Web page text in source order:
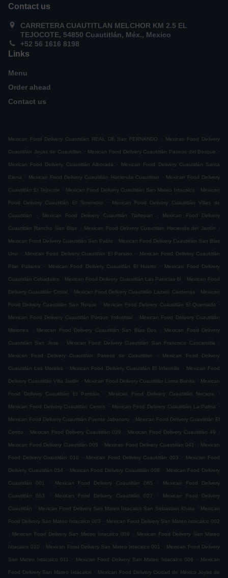
Contact us
CARRETERA CUAUTITLAN MELCHOR KM 2.5 EL
TEJOCOTE, 54850 Cuautitlán, Méx., Mexico
+52 56 1616 8198
Links
Menu
Order ahead
Contact us
Mexican Food Delivery Cuautitlán REAL DE San FERNANDO . Mexican Food Delivery
Cuautitlán Joyas de Cuautitlan . Mexican Food Delivery Cuautitlán Paseos del Bosque .
Mexican Food Delivery Cuautitlán Alborada . Mexican Food Delivery Cuautitlán Santa
Elena . Mexican Food Delivery Cuautitlán Hacienda Cuautitlan . Mexican Food Delivery
Cuautitlán El Tejocote . Mexican Food Delivery Cuautitlán San Mateo Ixtacalco . Mexican
Food Delivery Cuautitlán El Terremoto . Mexican Food Delivery Cuautitlán Villas de
Cuautitlan . Mexican Food Delivery Cuautitlán Tlaltepan . Mexican Food Delivery
Cuautitlán Rancho San Blas . Mexican Food Delivery Cuautitlán Hacienda del Jardín .
Mexican Food Delivery Cuautitlán San Pablo . Mexican Food Delivery Cuautitlán San Blas
Uno . Mexican Food Delivery Cuautitlán El Paraiso . Mexican Food Delivery Cuautitlán
Pilar Pallares . Mexican Food Delivery Cuautitlán El Huerto . Mexican Food Delivery
Cuautitlán Cebadales . Mexican Food Delivery Cuautitlán Las Patricias III . Mexican Food
Delivery Cuautitlán Cristal . Mexican Food Delivery Cuautitlán Lazaro Cardenas . Mexican
Food Delivery Cuautitlán San Roque . Mexican Food Delivery Cuautitlán El Quemado .
Mexican Food Delivery Cuautitlán Parque Industrial . Mexican Food Delivery Cuautitlán
Misiones . Mexican Food Delivery Cuautitlán San Blas Dos . Mexican Food Delivery
Cuautitlán San Jose . Mexican Food Delivery Cuautitlán San Francisco Cascantitla .
Mexican Food Delivery Cuautitlán Paseos de Cuautitlan . Mexican Food Delivery
Cuautitlán Los Morales . Mexican Food Delivery Cuautitlán El Infiernillo . Mexican Food
Delivery Cuautitlán Villa Jardin . Mexican Food Delivery Cuautitlán Loma Bonita . Mexican
Food Delivery Cuautitlán El Partidor . Mexican Food Delivery Cuautitlán Necapa .
Mexican Food Delivery Cuautitlán Centro . Mexican Food Delivery Cuautitlán La Palma .
Mexican Food Delivery Cuautitlán Puente Jabonero . Mexican Food Delivery Cuautitlán El
Cerrito . Mexican Food Delivery Cuautitlán 029 . Mexican Food Delivery Cuautitlán 49 .
Mexican Food Delivery Cuautitlán 005 . Mexican Food Delivery Cuautitlán 041 . Mexican
Food Delivery Cuautitlán 010 . Mexican Food Delivery Cuautitlán 003 . Mexican Food
Delivery Cuautitlán 034 . Mexican Food Delivery Cuautitlán 008 . Mexican Food Delivery
Cuautitlán 001 . Mexican Food Delivery Cuautitlán 065 . Mexican Food Delivery
Cuautitlán 063 . Mexican Food Delivery Cuautitlán 037 . Mexican Food Delivery
Cuautitlán . Mexican Food Delivery San Mateo Ixtacalco San Sebastian Xhala . Mexican
Food Delivery San Mateo Ixtacalco 003 . Mexican Food Delivery San Mateo Ixtacalco 002
. Mexican Food Delivery San Mateo Ixtacalco 009 . Mexican Food Delivery San Mateo
Ixtacalco 010 . Mexican Food Delivery San Mateo Ixtacalco 001 . Mexican Food Delivery
San Mateo Ixtacalco 011 . Mexican Food Delivery San Mateo Ixtacalco 006 . Mexican
Food Delivery San Mateo Ixtacalco . Mexican Food Delivery Ciudad de México Joyas de